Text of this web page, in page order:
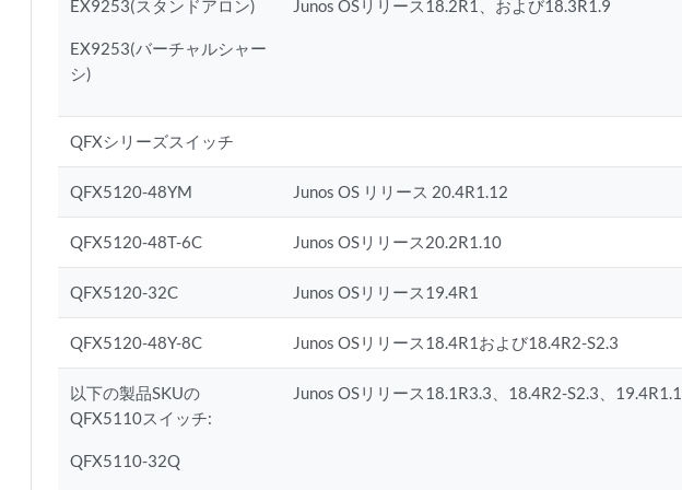
EX9253(スタンドアロン)
EX9253(バーチャルシャー
シ)
Junos OSリリース18.2R1、および18.3R1.9
QFXシリーズスイッチ
QFX5120-48YM Junos OS リリース 20.4R1.12
QFX5120-48T-6C Junos OSリリース20.2R1.10
QFX5120-32C Junos OSリリース19.4R1
QFX5120-48Y-8C Junos OSリリース18.4R1および18.4R2-S2.3
以下の製品SKUの
QFX5110スイッチ:
QFX5110-32Q
Junos OSリリース18.1R3.3、18.4R2-S2.3、